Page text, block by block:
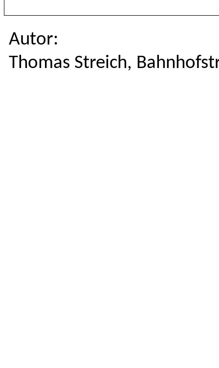
Autor:
Thomas Streich,